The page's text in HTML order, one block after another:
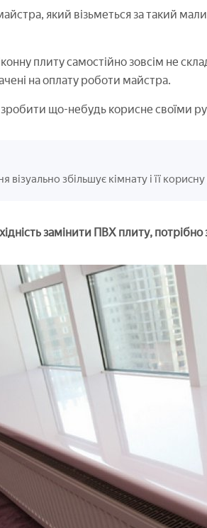
який візьметься за такий
плиту самостійно зовсім не
на оплату роботи майстра.
що-небудь корисне своїми
візуально збільшує кімнату і її
замінити ПВХ плиту, потрібно